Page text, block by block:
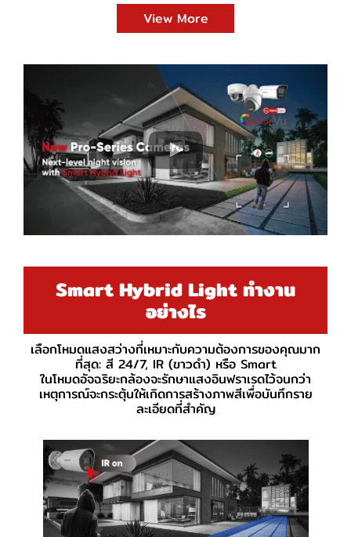
View More
Smart Hybrid Light ทำงาน
อย่างไร
เลือกโหมดแสงสว่างที่เหมาะกับความต้องการของคุณมาก
ที่สุด: สี 24/7, IR (ขาวดำ) หรือ Smart
ในโหมดอัจฉริยะกล้องจะรักษาแสงอินฟราเรดไว้จนกว่า
เหตุการณ์จะกระตุ้นให้เกิดการสร้างภาพสีเพื่อบันทึกราย
ละเอียดที่สำคัญ